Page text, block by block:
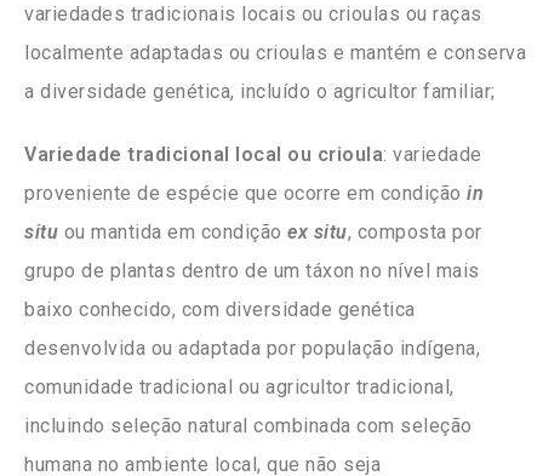
variedades tradicionais locais ou crioulas ou raças
localmente adaptadas ou crioulas e mantém e conserva
a diversidade genética, incluído o agricultor familiar;
Variedade tradicional local ou crioula: variedade
proveniente de espécie que ocorre em condição in
situ ou mantida em condição ex situ, composta por
grupo de plantas dentro de um táxon no nível mais
baixo conhecido, com diversidade genética
desenvolvida ou adaptada por população indígena,
comunidade tradicional ou agricultor tradicional,
incluindo seleção natural combinada com seleção
humana no ambiente local, que não seja